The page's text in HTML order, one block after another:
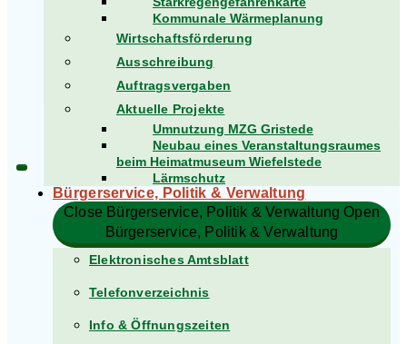
Kommunale Wärmeplanung
Wirtschaftsförderung
Ausschreibung
Auftragsvergaben
Aktuelle Projekte
Umnutzung MZG Gristede
Neubau eines Veranstaltungsraumes
beim Heimatmuseum Wiefelstede
Lärmschutz
Bürgerservice, Politik & Verwaltung​
Close Bürgerservice, Politik & Verwaltung​ Open
Bürgerservice, Politik & Verwaltung​
Elektronisches Amtsblatt
Telefonverzeichnis
Info & Öffnungszeiten